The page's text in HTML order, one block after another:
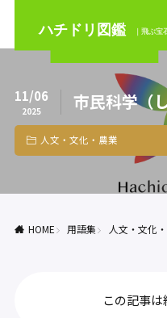
ハチドリ図鑑 ｜飛ぶ宝
11/06
2025 市民科学（
人文・文化・農業
HOME 用語集 人文・文化
この記事は